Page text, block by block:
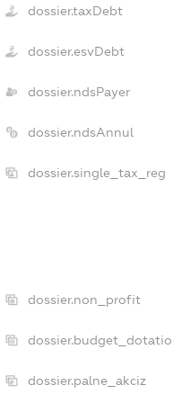
dossier.taxDebt
dossier.esvDebt
dossier.ndsPayer
dossier.ndsAnnul
dossier.single_tax_reg
dossier.non_profit
dossier.palne_akciz